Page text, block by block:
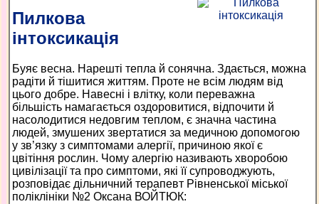
Пилкова
інтоксикація
Буяє весна. Нарешті тепла й сонячна. Здається, можна
радіти й тішитися життям. Проте не всім людям від
цього добре. Навесні і влітку, коли переважна
більшість намагається оздоровитися, відпочити й
насолодитися недовгим теплом, є значна частина
людей, змушених звертатися за медичною допомогою
у зв’язку з симптомами алергії, причиною якої є
цвітіння рослин. Чому алергію називають хворобою
цивілізації та про симптоми, які її супроводжують,
розповідає дільничний терапевт Рівненської міської
поліклініки №2 Оксана ВОЙТЮК: